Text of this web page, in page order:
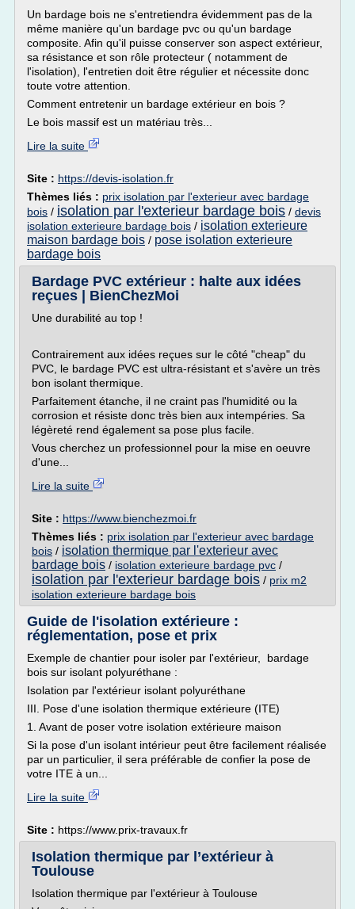
Un bardage bois ne s'entretiendra évidemment pas de la
même manière qu'un bardage pvc ou qu'un bardage
composite. Afin qu'il puisse conserver son aspect extérieur,
sa résistance et son rôle protecteur ( notamment de
l'isolation), l'entretien doit être régulier et nécessite donc
toute votre attention.
Comment entretenir un bardage extérieur en bois ?
Le bois massif est un matériau très...
Lire la suite
Site : https://devis-isolation.fr
Thèmes liés : prix isolation par l'exterieur avec bardage
bois / isolation par l'exterieur bardage bois / devis
isolation exterieure bardage bois / isolation exterieure
maison bardage bois / pose isolation exterieure
bardage bois
Bardage PVC extérieur : halte aux idées
reçues | BienChezMoi
Une durabilité au top !
Contrairement aux idées reçues sur le côté "cheap" du
PVC, le bardage PVC est ultra-résistant et s'avère un très
bon isolant thermique.
Parfaitement étanche, il ne craint pas l'humidité ou la
corrosion et résiste donc très bien aux intempéries. Sa
légèreté rend également sa pose plus facile.
Vous cherchez un professionnel pour la mise en oeuvre
d'une...
Lire la suite
Site : https://www.bienchezmoi.fr
Thèmes liés : prix isolation par l'exterieur avec bardage
bois / isolation thermique par l'exterieur avec
bardage bois / isolation exterieure bardage pvc /
isolation par l'exterieur bardage bois / prix m2
isolation exterieure bardage bois
Guide de l'isolation extérieure :
réglementation, pose et prix
Exemple de chantier pour isoler par l'extérieur, bardage
bois sur isolant polyuréthane :
Isolation par l'extérieur isolant polyuréthane
III. Pose d'une isolation thermique extérieure (ITE)
1. Avant de poser votre isolation extérieure maison
Si la pose d'un isolant intérieur peut être facilement réalisée
par un particulier, il sera préférable de confier la pose de
votre ITE à un...
Lire la suite
Site : https://www.prix-travaux.fr
Isolation thermique par l’extérieur à
Toulouse
Isolation thermique par l'extérieur à Toulouse